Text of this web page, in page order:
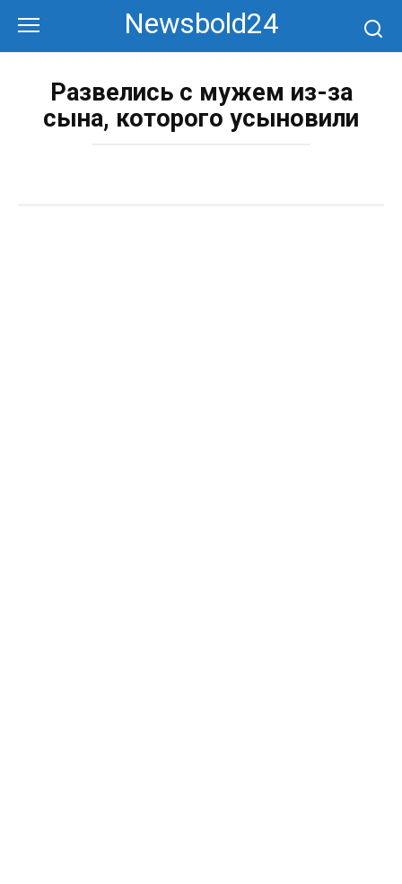
контенту
Newsbold24
Развелись с мужем из-за
сына, которого усыновили